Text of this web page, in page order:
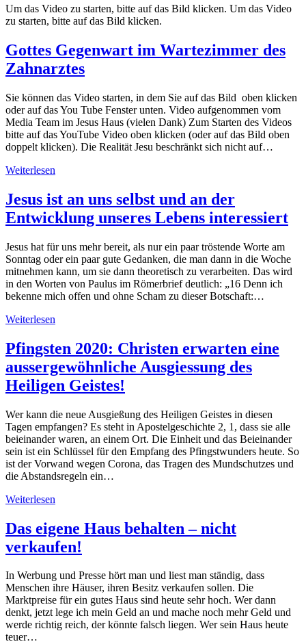
Um das Video zu starten, bitte auf das Bild klicken. Um das Video
zu starten, bitte auf das Bild klicken.
Gottes Gegenwart im Wartezimmer des
Zahnarztes
Sie können das Video starten, in dem Sie auf das Bild oben klicken
oder auf das You Tube Fenster unten. Video aufgenommen vom
Media Team im Jesus Haus (vielen Dank) Zum Starten des Videos
bitte auf das YouTube Video oben klicken (oder auf das Bild oben
doppelt klicken). Die Realität Jesu beschränkt sich nicht auf…
Weiterlesen
Jesus ist an uns selbst und an der
Entwicklung unseres Lebens interessiert
Jesus hat für uns mehr bereit, als nur ein paar tröstende Worte am
Sonntag oder ein paar gute Gedanken, die man dann in die Woche
mitnehmen kann, um sie dann theoretisch zu verarbeiten. Das wird
in den Worten von Paulus im Römerbrief deutlich: „16 Denn ich
bekenne mich offen und ohne Scham zu dieser Botschaft:…
Weiterlesen
Pfingsten 2020: Christen erwarten eine
aussergewöhnliche Ausgiessung des
Heiligen Geistes!
Wer kann die neue Ausgießung des Heiligen Geistes in diesen
Tagen empfangen? Es steht in Apostelgeschichte 2, 1, dass sie alle
beieinander waren, an einem Ort. Die Einheit und das Beieinander
sein ist ein Schlüssel für den Empfang des Pfingstwunders heute. So
ist der Vorwand wegen Corona, das Tragen des Mundschutzes und
die Abstandsregeln ein…
Weiterlesen
Das eigene Haus behalten – nicht
verkaufen!
In Werbung und Presse hört man und liest man ständig, dass
Menschen ihre Häuser, ihren Besitz verkaufen sollen. Die
Marktpreise für ein gutes Haus sind heute sehr hoch. Wer dann
denkt, jetzt lege ich mein Geld an und mache noch mehr Geld und
werde richtig reich, der könnte falsch liegen. Wer sein Haus heute
teuer…